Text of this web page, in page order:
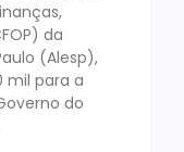
da
(Alesp),
mil para a
do